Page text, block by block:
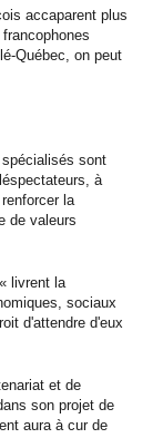
accaparent plus
Québec, on peut
sont
à
la
de valeurs
livrent la
sociaux
d'attendre d'eux
et de
son projet de
aura à cur de